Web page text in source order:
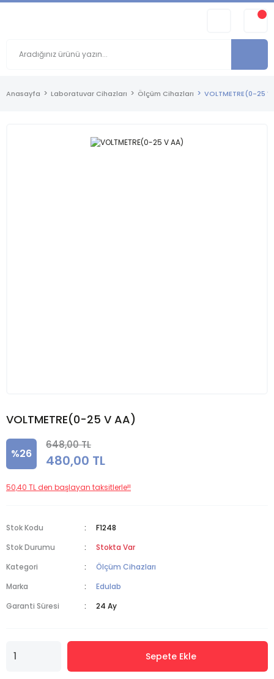
Anasayfa Laboratuvar Cihazları Ölçüm Cihazları VOLTMETRE(0-25
VOLTMETRE(0-25 V AA)
%26
648,00 TL
480,00 TL
50,40 TL den başlayan taksitlerle!!
Stok Kodu
F1248
Stok Durumu
Stokta Var
Kategori
Ölçüm Cihazları
Marka
Edulab
Garanti Süresi
24 Ay
Sepete Ekle